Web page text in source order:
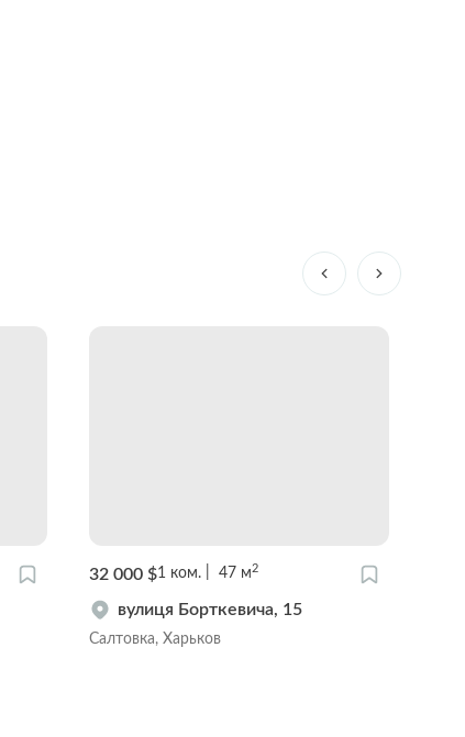
32 000 $1 ком. 47 м2
вулиця Борткевича, 15
Салтовка, Харьков